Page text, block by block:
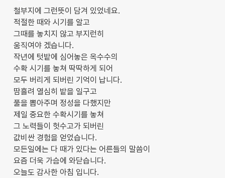
철부지에 그런뜻이 담겨 있었네요.
적절한 때와 시기를 알고
그때를 놓치지 않고 부지런히
움직여야 겠습니다.
작년에 텃밭에 심어놓은 옥수수의
수확 시기를 놓쳐 딱딱하게 되어
모두 버리게 되버린 기억이 납니다.
땀흘려 열심히 밭을 일구고
풀을 뽑아주며 정성을 다했지만
제일 중요한 수확시기를 놓쳐
그 노력들이 헛수고가 되버린
값비싼 경험을 얻었습니다.
모든일에는 다 때가 있다는 어른들의 말씀이
요즘 더욱 가슴에 와닫습니다.
오늘도 감사한 아침 입니다.